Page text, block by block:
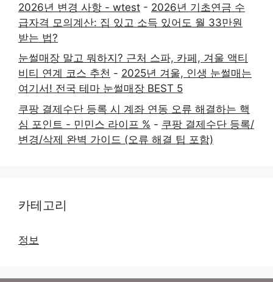
2026년 변경 사항 - wtest - 2026년 기초연금 수
급자격 모의계산: 집 있고 소득 있어도 월 33만원
받는 법?
눈썰매장 말고 뭐하지? 근처 스파, 카페, 겨울 액티
비티 연계 코스 추천 - 2025년 겨울, 인생 눈썰매는
여기서! 전국 테마 눈썰매장 BEST 5
쿠팡 결제수단 등록 시 계좌 연동 오류 해결하는 핵
심 포인트 - 민민스 라이프 % - 쿠팡 결제수단 등록/
변경/삭제 완벽 가이드 (오류 해결 팁 포함)
카테고리
정보